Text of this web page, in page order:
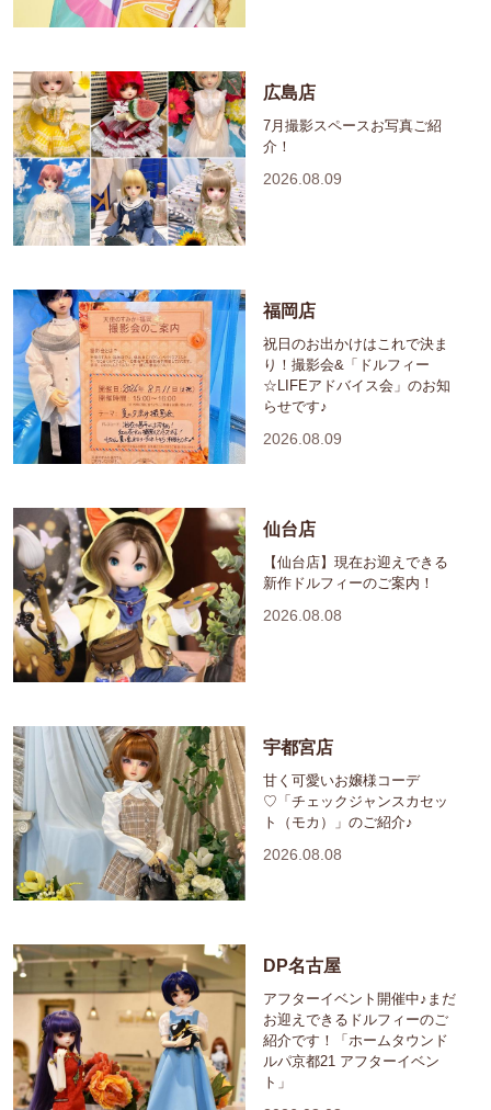
広島店
7月撮影スペースお写真ご紹
介！
2026.08.09
福岡店
祝日のお出かけはこれで決ま
り！撮影会&「ドルフィー
☆LIFEアドバイス会」のお知
らせです♪
2026.08.09
仙台店
【仙台店】現在お迎えできる
新作ドルフィーのご案内！
2026.08.08
宇都宮店
甘く可愛いお嬢様コーデ
♡「チェックジャンスカセッ
ト（モカ）」のご紹介♪
2026.08.08
DP名古屋
アフターイベント開催中♪まだ
お迎えできるドルフィーのご
紹介です！「ホームタウンド
ルパ京都21 アフターイベン
ト」